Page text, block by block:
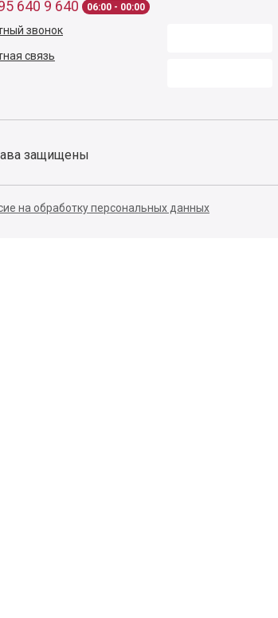
640 9 640 06:00 - 00:00
звонок
связь
защищены
на обработку персональных данных